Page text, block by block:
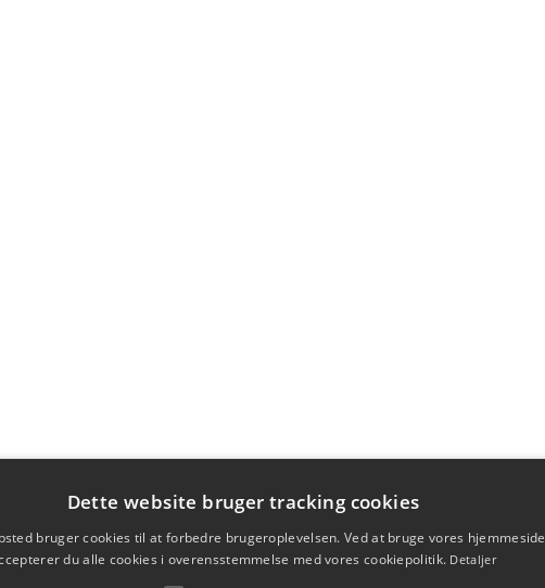
Dette website bruger tracking cookies
bruger cookies til at forbedre brugeroplevelsen. Ved at bruge vores hjemmeside
du alle cookies i overensstemmelse med vores cookiepolitik. Detaljer